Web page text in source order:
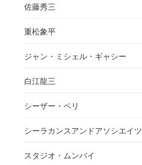
佐藤秀三
重松象平
ジャン・ミシェル・ギャシー
白江龍三
シーザー・ペリ
シーラカンスアンドアソシエイツ
スタジオ・ムンバイ